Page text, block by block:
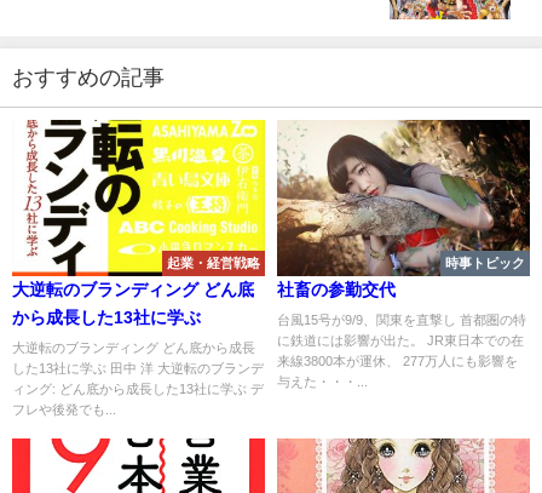
おすすめの記事
起業・経営戦略
大逆転のブランディング どん底
から成長した13社に学ぶ
大逆転のブランディング どん底から成長
した13社に学ぶ 田中 洋 大逆転のブランデ
ィング: どん底から成長した13社に学ぶ デ
フレや後発でも...
時事トピック
社畜の参勤交代
台風15号が9/9、関東を直撃し 首都圏の特
に鉄道には影響が出た。 JR東日本での在
来線3800本が運休、 277万人にも影響を
与えた・・・...